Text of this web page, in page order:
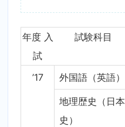
年度 入
試
試験科目
’17
外国語（英語）
地理歴史（日本
史）